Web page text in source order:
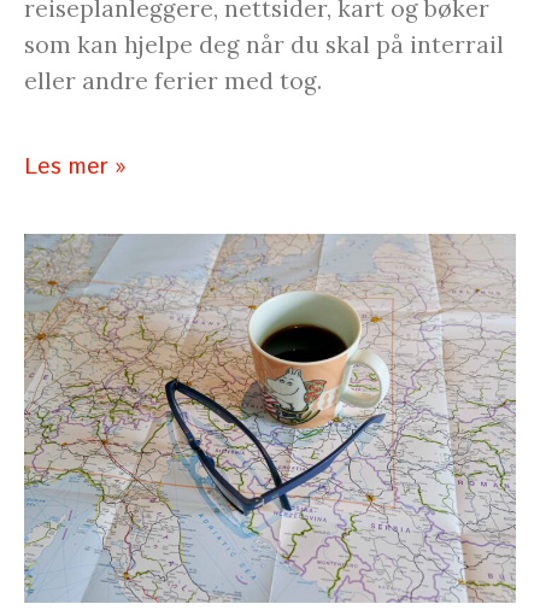
reiseplanleggere, nettsider, kart og bøker
som kan hjelpe deg når du skal på interrail
eller andre ferier med tog.
Les mer »